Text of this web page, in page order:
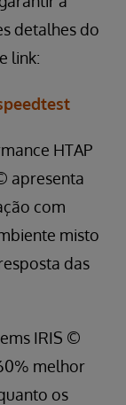
detalhes do
link:
HTAP
apresenta
com
misto
das
IRIS ©
melhor
os